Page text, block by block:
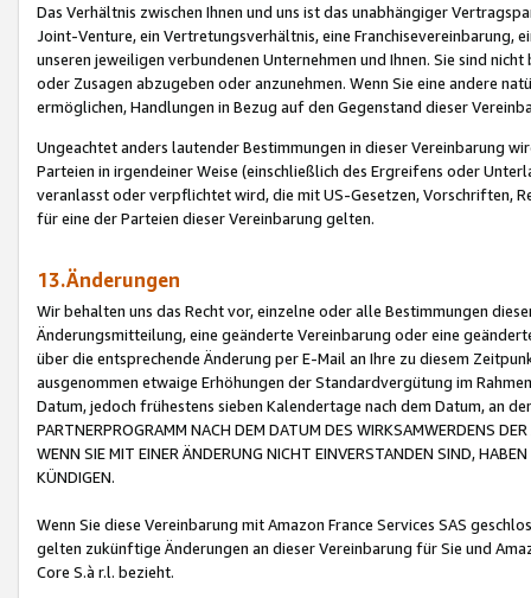
Das Verhältnis zwischen Ihnen und uns ist das unabhängiger
Joint-Venture, ein Vertretungsverhältnis, eine Franchisevereinbarung,
unseren jeweiligen verbundenen Unternehmen und Ihnen. Sie sind
oder Zusagen abzugeben oder anzunehmen. Wenn Sie eine andere
ermöglichen, Handlungen in Bezug auf den Gegenstand dieser
Ungeachtet anders lautender Bestimmungen in dieser Vereinbarung
Parteien in irgendeiner Weise (einschließlich des Ergreifens oder
veranlasst oder verpflichtet wird, die mit US-Gesetzen, Vorschriften,
für eine der Parteien dieser Vereinbarung gelten.
13.Änderungen
Wir behalten uns das Recht vor, einzelne oder alle Bestimmungen
Änderungsmitteilung, eine geänderte Vereinbarung oder eine
über die entsprechende Änderung per E-Mail an Ihre zu diesem
ausgenommen etwaige Erhöhungen der Standardvergütung im
Datum, jedoch frühestens sieben Kalendertage nach dem Datum, an
PARTNERPROGRAMM NACH DEM DATUM DES WIRKSAMWERDENS
WENN SIE MIT EINER ÄNDERUNG NICHT EINVERSTANDEN SIND,
KÜNDIGEN.
Wenn Sie diese Vereinbarung mit Amazon France Services SAS
gelten zukünftige Änderungen an dieser Vereinbarung für Sie und
Core S.à r.l. bezieht.